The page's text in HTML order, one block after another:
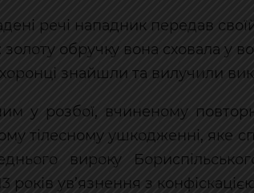
речі нападник передав
обручку вона сховала у
знайшли та вилучили
у розбої, вчиненому
тілесному ушкодженні, яке
вироку
років ув’язнення з